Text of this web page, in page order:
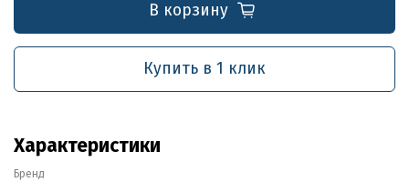
В корзину
Купить в 1 клик
Характеристики
Бренд